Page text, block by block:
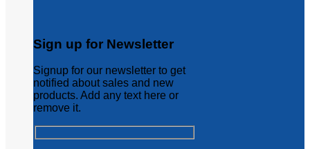
Sign up for Newsletter
Signup for our newsletter to get
notified about sales and new
products. Add any text here or
remove it.